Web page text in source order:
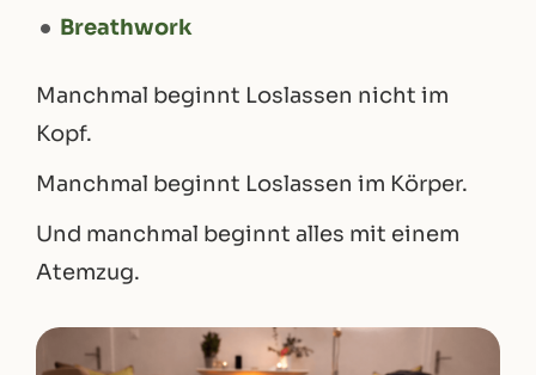
Breathwork
Manchmal beginnt Loslassen nicht im
Kopf.
Manchmal beginnt Loslassen im Körper.
Und manchmal beginnt alles mit einem
Atemzug.